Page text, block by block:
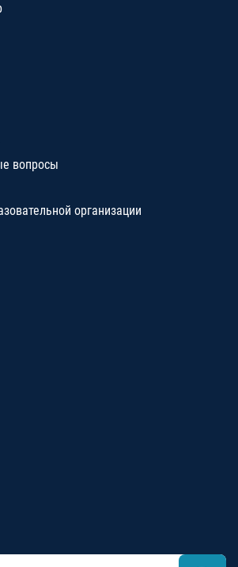
вопросы
организации